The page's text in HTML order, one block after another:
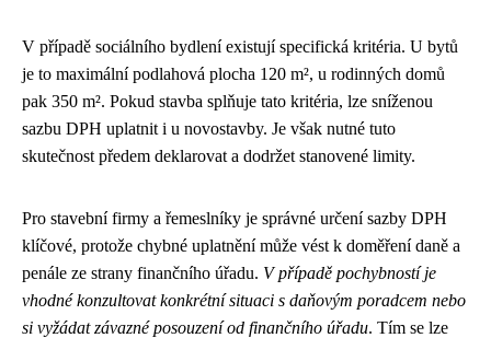
V případě sociálního bydlení existují specifická kritéria. U bytů
je to maximální podlahová plocha 120 m², u rodinných domů
pak 350 m². Pokud stavba splňuje tato kritéria, lze sníženou
sazbu DPH uplatnit i u novostavby. Je však nutné tuto
skutečnost předem deklarovat a dodržet stanovené limity.
Pro stavební firmy a řemeslníky je správné určení sazby DPH
klíčové, protože chybné uplatnění může vést k doměření daně a
penále ze strany finančního úřadu. V případě pochybností je
vhodné konzultovat konkrétní situaci s daňovým poradcem nebo
si vyžádat závazné posouzení od finančního úřadu. Tím se lze